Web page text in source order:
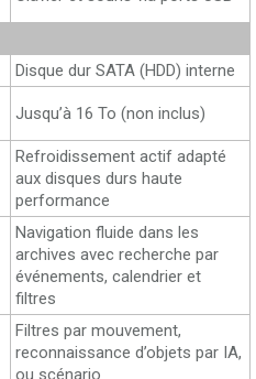
Disque dur SATA (HDD) interne
Jusqu’à 16 To (non inclus)
Refroidissement actif adapté
aux disques durs haute
performance
Navigation fluide dans les
archives avec recherche par
événements, calendrier et
filtres
Filtres par mouvement,
reconnaissance d’objets par IA,
ou scénario